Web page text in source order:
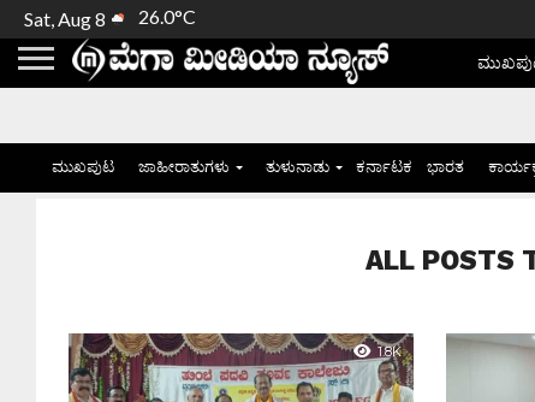
Sat, Aug 8 26.0°C
ಮುಖಪುಟ ಜಾಹೀರಾತುಗಳು ತುಳುನಾಡು ಕರ್ನಾಟಕ ಭಾರತ
ALL POSTS
1.8K